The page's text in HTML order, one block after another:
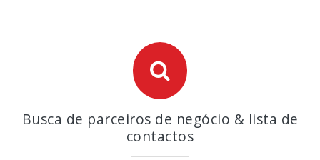
Busca de parceiros de negócio & lista de
contactos